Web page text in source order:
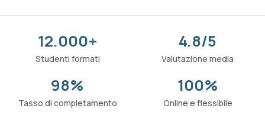
12.000+
Studenti formati
4.8/5
Valutazione media
98%
Tasso di completamento
100%
Online e flessibile